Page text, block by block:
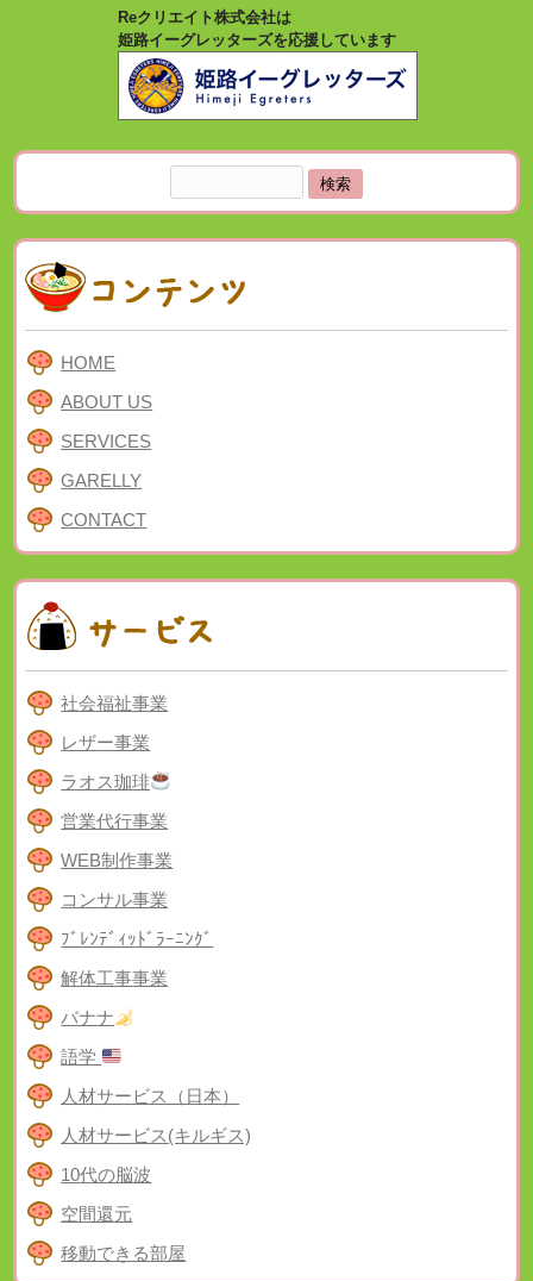
Reクリエイト株式会社は
姫路イーグレッターズを応援しています
索:
HOME
ABOUT US
SERVICES
GARELLY
CONTACT
社会福祉事業
レザー事業
ラオス珈琲
営業代行事業
WEB制作事業
コンサル事業
ﾌﾞﾚﾝﾃﾞｨｯﾄﾞﾗｰﾆﾝｸﾞ
解体工事事業
バナナ
語学
人材サービス（日本）
人材サービス(キルギス)
10代の脳波
空間還元
移動できる部屋